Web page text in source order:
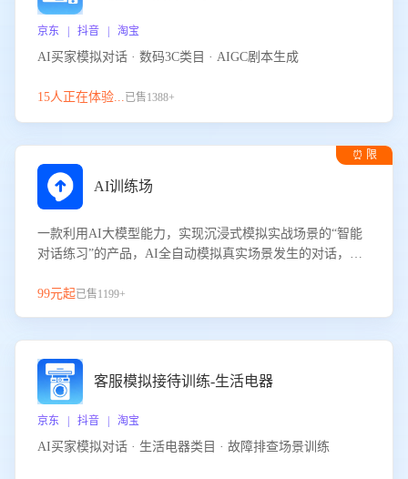
京东 | 抖音 | 淘宝
AI买家模拟对话 · 数码3C类目 · AIGC剧本生成
15人正在体验...已售1388+
⏰ 限
AI训练场
一款利用AI大模型能力，实现沉浸式模拟实战场景的“智能
对话练习”的产品，AI全自动模拟真实场景发生的对话，企
服能力。
99元起已售1199+
客服模拟接待训练-生活电器
京东 | 抖音 | 淘宝
AI买家模拟对话 · 生活电器类目 · 故障排查场景训练